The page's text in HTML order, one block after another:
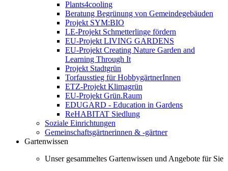
Plants4cooling
Beratung Begrünung von Gemeindegebäuden
Projekt SYM:BIO
LE-Projekt Schmetterlinge fördern
EU-Projekt LIVING GARDENS
EU-Projekt Creating Nature Garden and
Learning Through It
Projekt Stadtgrün
Torfausstieg für HobbygärtnerInnen
ETZ-Projekt Klimagrün
EU-Projekt Grün.Raum
EDUGARD - Education in Gardens
ReHABITAT Siedlung
Soziale Einrichtungen
Gemeinschaftsgärtnerinnen & -gärtner
Gartenwissen
Unser gesammeltes Gartenwissen und Angebote für Sie